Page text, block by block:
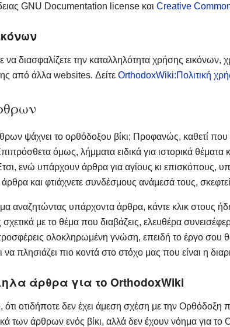
GNU Documentation license καιCreative
να διασφαλίζετε την καταλληλότητα χρήσης
από άλλα websites. ΔείτεOrthodoxWiki:Πολιτική
ψάχνει το ορθόδοξου βίκι; Προφανώς, καθετί
όμως, λήμματα ειδικά για ιστορικά
ενώ υπάρχουν άρθρα για αγίους κι επισκόπους,
άρθρα και φτιάχνετε συνδέσμους ανάμεσά τους,
αναζητώντας υπάρχοντα άρθρα, κάντε κλικ στους
με το θέμα που διαβάζεις, ελευθέρα
ολοκληρωμένη γνώση, επειδή το έργο σου
να πλησιάζει πιο κοντά στο στόχο μας που είναι η
άρθρα για το OrthodoxWiki
ότι οτιδήποτε δεν έχει άμεση σχέση με την
των άρθρων ενός βίκι, αλλά δεν έχουν νόημα για